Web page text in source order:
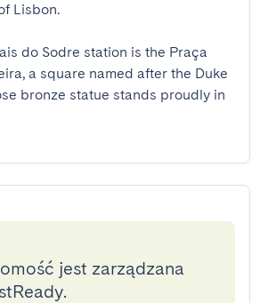
Lisbon.
do Sodre station is the Praça
a square named after the Duke
bronze statue stands proudly in
jest zarządzana